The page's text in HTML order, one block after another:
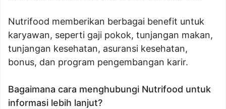
Nutrifood memberikan berbagai benefit untuk
karyawan, seperti gaji pokok, tunjangan makan,
tunjangan kesehatan, asuransi kesehatan,
bonus, dan program pengembangan karir.
Bagaimana cara menghubungi Nutrifood untuk
informasi lebih lanjut?